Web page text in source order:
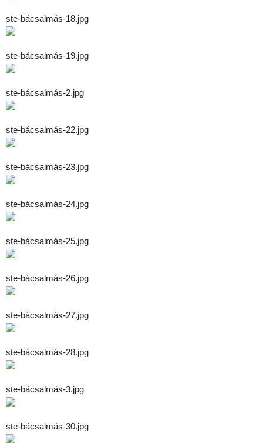
ste-bácsalmás-18.jpg
ste-bácsalmás-19.jpg
ste-bácsalmás-2.jpg
ste-bácsalmás-22.jpg
ste-bácsalmás-23.jpg
ste-bácsalmás-24.jpg
ste-bácsalmás-25.jpg
ste-bácsalmás-26.jpg
ste-bácsalmás-27.jpg
ste-bácsalmás-28.jpg
ste-bácsalmás-3.jpg
ste-bácsalmás-30.jpg